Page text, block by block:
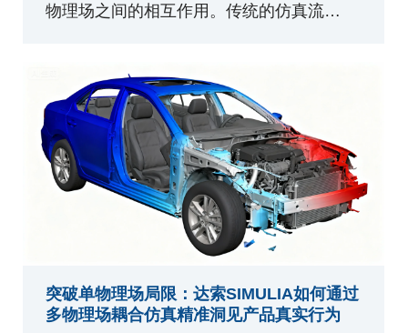
物理场之间的相互作用。传统的仿真流…
突破单物理场局限：达索SIMULIA如何通过
多物理场耦合仿真精准洞见产品真实行为